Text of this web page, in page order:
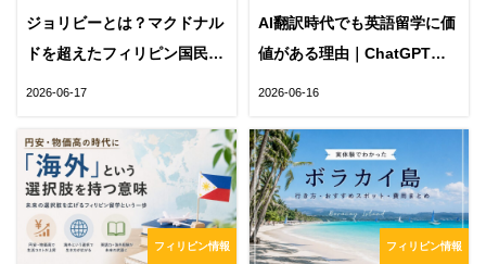
ジョリビーとは？マクドナル
ドを超えたフィリピン国民食
2026-06-17
AI翻訳時代でも英語留学に価
値がある理由｜ChatGPTや
2026-06-16
フィリピン情報 フィリピン情報